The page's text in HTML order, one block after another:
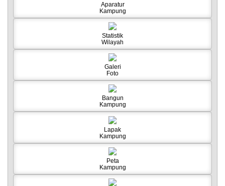
jam-
088809016378
Aparatur
Kampung
Statistik
Wilayah
Galeri
Foto
Bangun
Kampung
Lapak
Kampung
Peta
Kampung